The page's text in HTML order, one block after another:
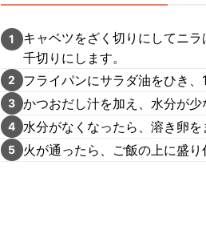
1
キャベツをざく切りにしてニ
千切りにします。
2 フライパンにサラダ油をひき、
3 かつおだし汁を加え、水分が少
4 水分がなくなったら、溶き卵を
5 火が通ったら、ご飯の上に盛り